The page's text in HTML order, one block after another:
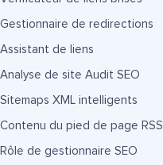
Gestionnaire de redirections
Assistant de liens
Analyse de site Audit SEO
Sitemaps XML intelligents
Contenu du pied de page RSS
Rôle de gestionnaire SEO